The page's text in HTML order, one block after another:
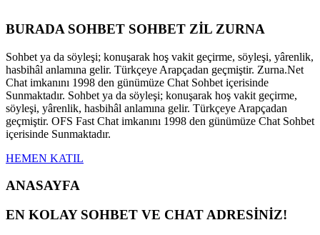
BURADA SOHBET SOHBET ZİL ZURNA
Sohbet ya da söyleşi; konuşarak hoş vakit geçirme, söyleşi, yârenlik,
hasbihâl anlamına gelir. Türkçeye Arapçadan geçmiştir. Zurna.Net
Chat imkanını 1998 den günümüze Chat Sohbet içerisinde
Sunmaktadır. Sohbet ya da söyleşi; konuşarak hoş vakit geçirme,
söyleşi, yârenlik, hasbihâl anlamına gelir. Türkçeye Arapçadan
geçmiştir. OFS Fast Chat imkanını 1998 den günümüze Chat Sohbet
içerisinde Sunmaktadır.
HEMEN KATIL
ANASAYFA
EN KOLAY SOHBET VE CHAT ADRESİNİZ!